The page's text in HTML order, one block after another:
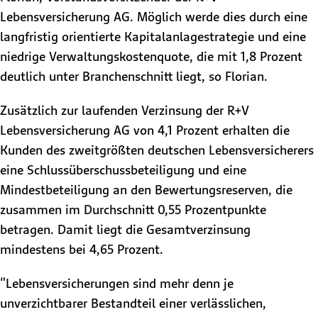
Lebensversicherung AG. Möglich werde dies durch eine
langfristig orientierte Kapitalanlagestrategie und eine
niedrige Verwaltungskostenquote, die mit 1,8 Prozent
deutlich unter Branchenschnitt liegt, so Florian.
Zusätzlich zur laufenden Verzinsung der R+V
Lebensversicherung AG von 4,1 Prozent erhalten die
Kunden des zweitgrößten deutschen Lebensversicherers
eine Schlussüberschussbeteiligung und eine
Mindestbeteiligung an den Bewertungsreserven, die
zusammen im Durchschnitt 0,55 Prozentpunkte
betragen. Damit liegt die Gesamtverzinsung
mindestens bei 4,65 Prozent.
"Lebensversicherungen sind mehr denn je
unverzichtbarer Bestandteil einer verlässlichen,